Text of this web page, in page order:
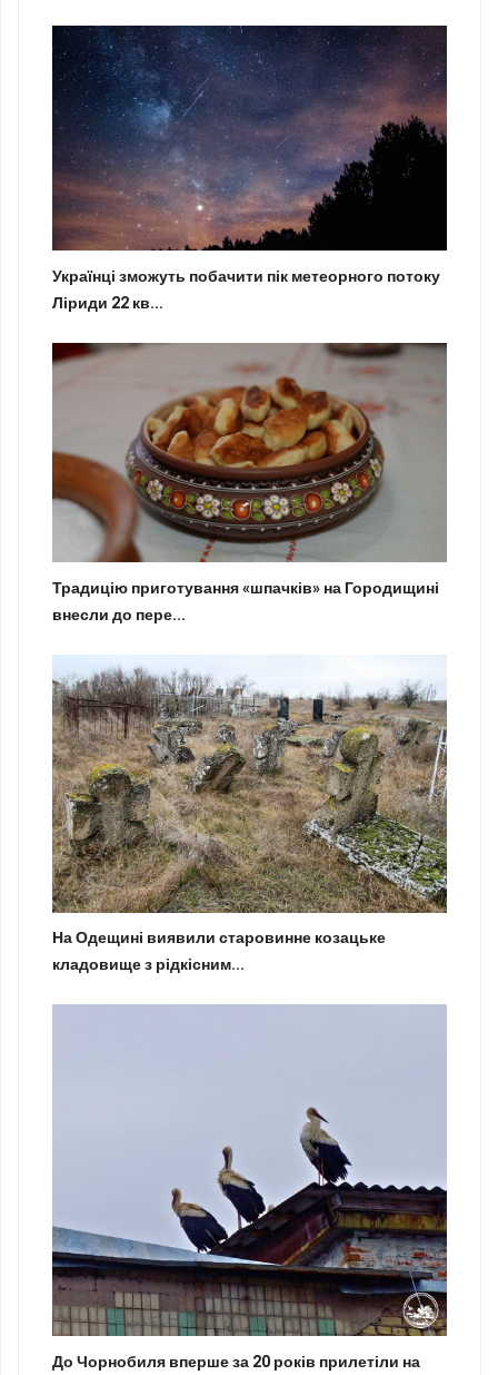
Українці зможуть побачити пік метеорного потоку
Ліриди 22 кв...
Традицію приготування «шпачків» на Городищині
внесли до пере...
На Одещині виявили старовинне козацьке
кладовище з рідкісним...
До Чорнобиля вперше за 20 років прилетіли на